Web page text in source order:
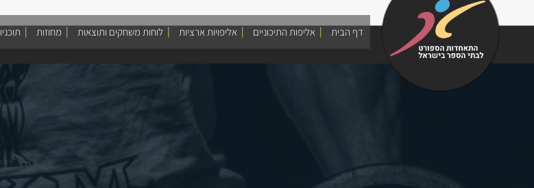
to
דף הבית אליפות התיכוניים אליפויות ארציות לוחות משחקים ותוצאות מחוזות